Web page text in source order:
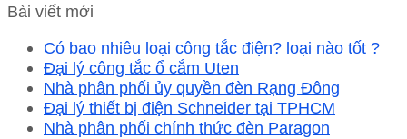
Bài viết mới
Có bao nhiêu loại công tắc điện? loại nào tốt ?
Đại lý công tắc ổ cắm Uten
Nhà phân phối ủy quyền đèn Rạng Đông
Đại lý thiết bị điện Schneider tại TPHCM
Nhà phân phối chính thức đèn Paragon